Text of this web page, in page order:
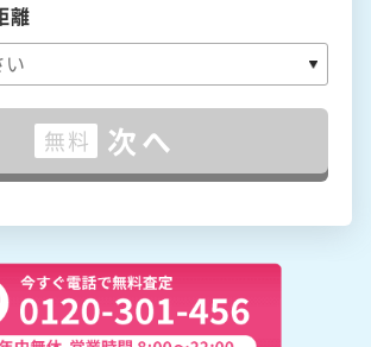
離
無料 次へ